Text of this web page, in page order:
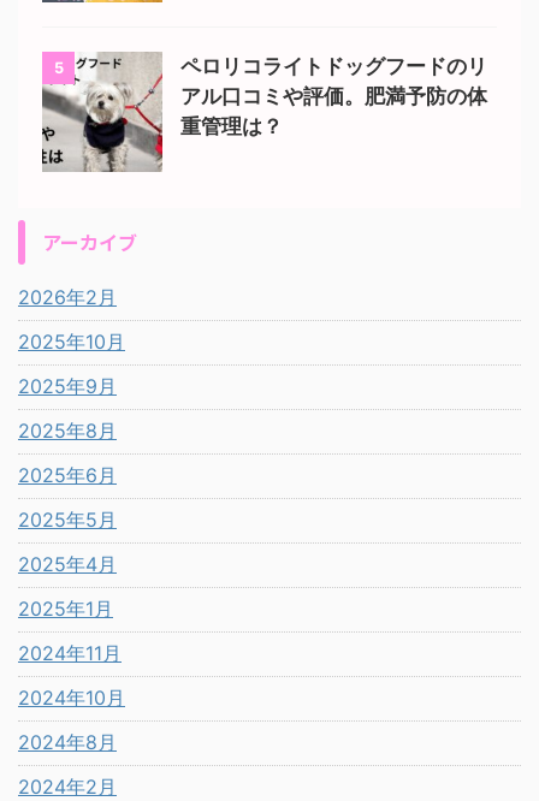
5
ペロリコライトドッグフードのリ
アル口コミや評価。肥満予防の体
重管理は？
アーカイブ
2026年2月
2025年10月
2025年9月
2025年8月
2025年6月
2025年5月
2025年4月
2025年1月
2024年11月
2024年10月
2024年8月
2024年2月